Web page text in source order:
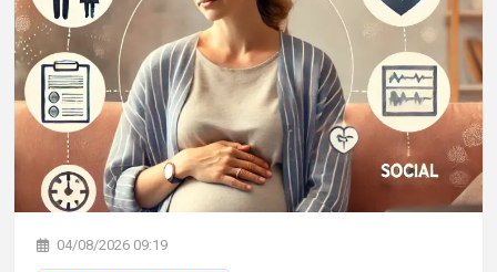
04/08/2026 09:19